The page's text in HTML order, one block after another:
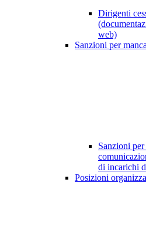
Dirigenti
web)
Sanzioni per
Sanzioni
di incarichi
Posizioni